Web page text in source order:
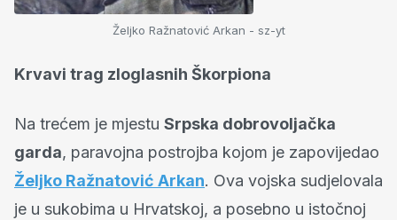
Željko Ražnatović Arkan - sz-yt
Krvavi trag zloglasnih Škorpiona
Na trećem je mjestu Srpska dobrovoljačka
garda, paravojna postrojba kojom je zapovijedao
Željko Ražnatović Arkan. Ova vojska sudjelovala
je u sukobima u Hrvatskoj, a posebno u istočnoj